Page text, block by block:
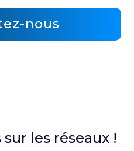
nous
les réseaux !